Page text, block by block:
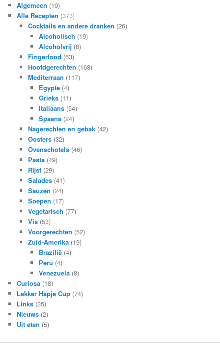
Algemeen (19)
Alle Recepten (373)
Cocktails en andere dranken (26)
Alcoholisch (19)
Alcoholvrij (8)
Fingerfood (63)
Hoofdgerechten (168)
Mediterraan (117)
Egypte (4)
Grieks (11)
Italiaans (54)
Spaans (24)
Nagerechten en gebak(42)
Oosters(32)
Ovenschotels(46)
Pasta(49)
Rijst(29)
Salades(41)
Sauzen (24)
Soepen (17)
Vegetarisch (77)
Vis(53)
Voorgerechten (52)
Zuid-Amerika(19)
Brazilië (4)
Peru (4)
Venezuela (8)
Curiosa (18)
Lekker Hapje Cup (74)
Links (35)
Nieuws (2)
Uit eten (5)